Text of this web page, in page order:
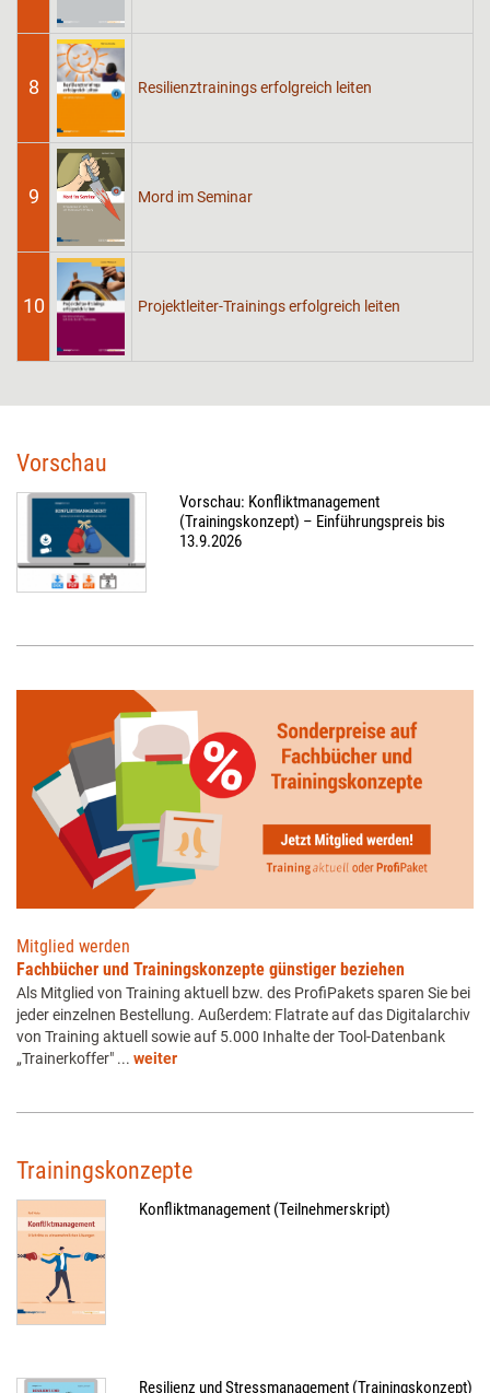
8 Resilienztrainings erfolgreich leiten
9 Mord im Seminar
10 Projektleiter-Trainings erfolgreich leiten
Vorschau
Vorschau: Konfliktmanagement
(Trainingskonzept) – Einführungspreis bis
13.9.2026
Mitglied werden
Fachbücher und Trainingskonzepte günstiger beziehen
Als Mitglied von Training aktuell bzw. des ProfiPakets sparen Sie bei
jeder einzelnen Bestellung. Außerdem: Flatrate auf das Digitalarchiv
von Training aktuell sowie auf 5.000 Inhalte der Tool-Datenbank
„Trainerkoffer" ... weiter
Trainingskonzepte
Konfliktmanagement (Teilnehmerskript)
Resilienz und Stressmanagement (Trainingskonzept)